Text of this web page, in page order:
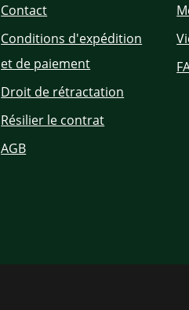
Contact
Conditions d'expédition
et de paiement
Droit de rétractation
Résilier le contrat
AGB